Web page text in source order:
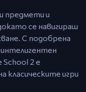
предмети и
се навигираш
С подобрена
интелигентен
School 2 е
класическите игри